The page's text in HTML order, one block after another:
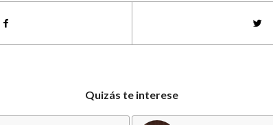
Quizás te interese